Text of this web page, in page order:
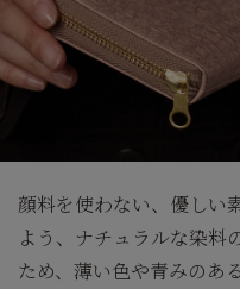
顔料を使わない、優しい
よう、ナチュラルな染料
ため、薄い色や青みのあ